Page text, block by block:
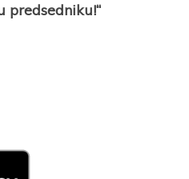
predsedniku!“